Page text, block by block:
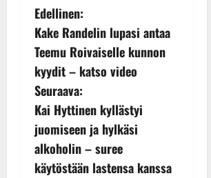
P
o
s
t
n
a
Edellinen:
Kake Randelin lupasi antaa
Teemu Roivaiselle kunnon
kyydit – katso video
Seuraava:
Kai Hyttinen kyllästyi
juomiseen ja hylkäsi
alkoholin – suree
käytöstään lastensa kanssa